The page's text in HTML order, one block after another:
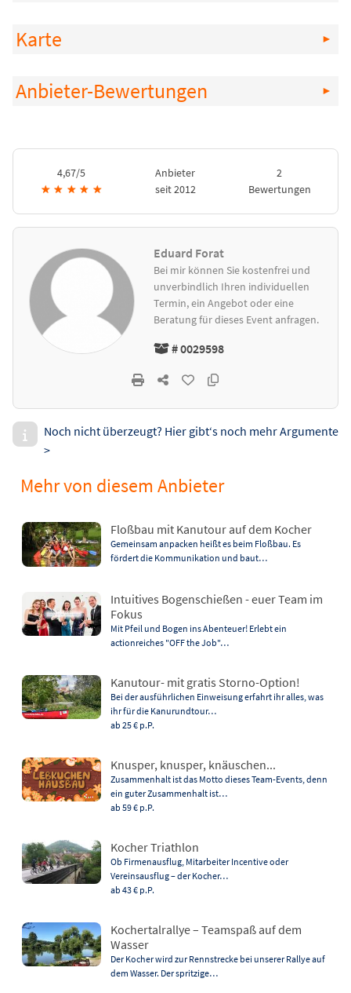
Karte
Anbieter-Bewertungen
4,67/5
★ ★ ★ ★ ★
Anbieter
seit 2012
2
Bewertungen
Eduard Forat
Bei mir können Sie kostenfrei und
unverbindlich Ihren individuellen
Termin, ein Angebot oder eine
Beratung für dieses Event anfragen.
# 0029598
Noch nicht überzeugt? Hier gibt‘s noch mehr Argumente
>
Mehr von diesem Anbieter
Floßbau mit Kanutour auf dem Kocher
Gemeinsam anpacken heißt es beim Floßbau. Es
fördert die Kommunikation und baut…
Intuitives Bogenschießen - euer Team im
Fokus
Mit Pfeil und Bogen ins Abenteuer! Erlebt ein
actionreiches "OFF the Job"…
Kanutour- mit gratis Storno-Option!
Bei der ausführlichen Einweisung erfahrt ihr alles, was
ihr für die Kanurundtour…
ab 25 € p.P.
Knusper, knusper, knäuschen...
Zusammenhalt ist das Motto dieses Team-Events, denn
ein guter Zusammenhalt ist…
ab 59 € p.P.
Kocher Triathlon
Ob Firmenausflug, Mitarbeiter Incentive oder
Vereinsausflug – der Kocher…
ab 43 € p.P.
Kochertalrallye – Teamspaß auf dem
Wasser
Der Kocher wird zur Rennstrecke bei unserer Rallye auf
dem Wasser. Der spritzige…